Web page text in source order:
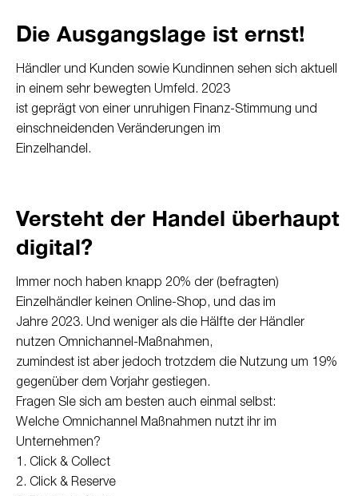
Die Ausgangslage ist ernst!
Händler und Kunden sowie Kundinnen sehen sich aktuell
in einem sehr bewegten Umfeld. 2023
ist geprägt von einer unruhigen Finanz-Stimmung und
einschneidenden Veränderungen im
Einzelhandel.
Versteht der Handel überhaupt
digital?
Immer noch haben knapp 20% der (befragten)
Einzelhändler keinen Online-Shop, und das im
Jahre 2023. Und weniger als die Hälfte der Händler
nutzen Omnichannel-Maßnahmen,
zumindest ist aber jedoch trotzdem die Nutzung um 19%
gegenüber dem Vorjahr gestiegen.
Fragen SIe sich am besten auch einmal selbst:
Welche Omnichannel Maßnahmen nutzt ihr im
Unternehmen?
1. Click & Collect
2. Click & Reserve